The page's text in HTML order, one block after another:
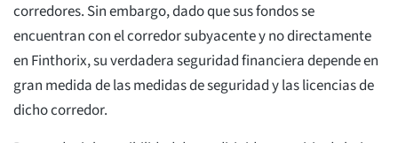
corredores. Sin embargo, dado que sus fondos se
encuentran con el corredor subyacente y no directamente
en Finthorix, su verdadera seguridad financiera depende en
gran medida de las medidas de seguridad y las licencias de
dicho corredor.